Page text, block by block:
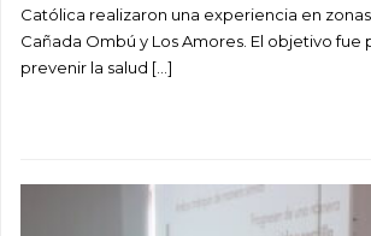
Católica realizaron una experiencia en
Cañada Ombú y Los Amores. El objetivo fue
prevenir la salud […]